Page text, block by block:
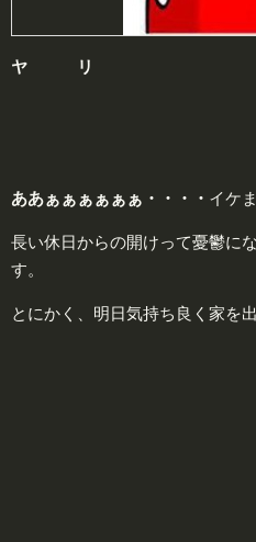
ヤ リ
ああぁぁぁ ぁぁ ぁ ・・・・ イケ
長い休日からの開けって憂鬱に
す。
とにかく、明日気持ち良く家を